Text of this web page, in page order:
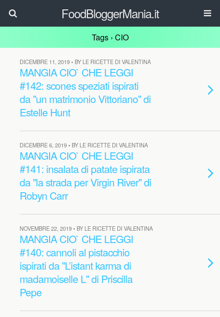
FoodBloggerMania.it
Tags › CIO
DICEMBRE 11, 2019 • BY LE RICETTE DI VALENTINA
MANGIA CIO` CHE LEGGI
#142: scones speziati ispirati
da "un matrimonio Vittoriano" di
Estelle Hunt
DICEMBRE 6, 2019 • BY LE RICETTE DI VALENTINA
MANGIA CIO` CHE LEGGI
#141: insalata di patate ispirata
da "la strada per Virgin River" di
Robyn Carr
NOVEMBRE 22, 2019 • BY LE RICETTE DI VALENTINA
MANGIA CIO` CHE LEGGI
#140: cannoli al pistacchio
ispirati da "L’istant karma di
madamoiselle L" di Priscilla
Pepe